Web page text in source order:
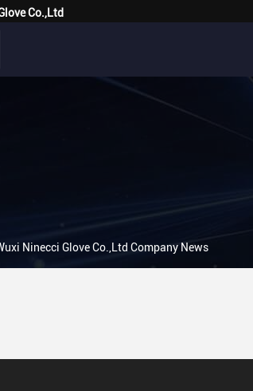
Co.,Ltd
Ninecci Glove Co.,Ltd Company News